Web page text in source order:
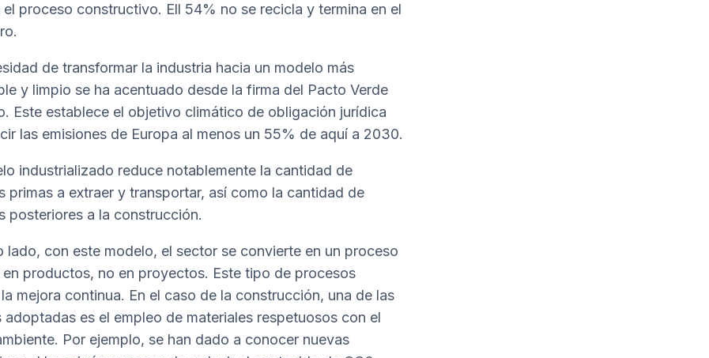
el proceso constructivo. Ell 54% no se recicla y termina en el
de transformar la industria hacia un modelo más
y limpio se ha acentuado desde la firma del Pacto Verde
Este establece el objetivo climático de obligación jurídica
las emisiones de Europa al menos un 55% de aquí a 2030.
industrializado reduce notablemente la cantidad de
primas a extraer y transportar, así como la cantidad de
posteriores a la construcción.
lado, con este modelo, el sector se convierte en un proceso
en productos, no en proyectos. Este tipo de procesos
mejora continua. En el caso de la construcción, una de las
adoptadas es el empleo de materiales respetuosos con el
Por ejemplo, se han dado a conocer nuevas